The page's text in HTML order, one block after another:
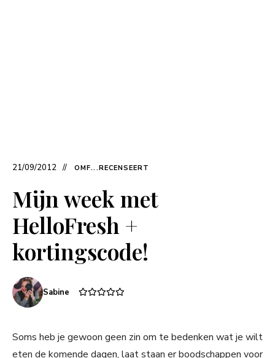
21/09/2012 OMF...RECENSEERT
Mijn week met
HelloFresh +
kortingscode!
Sabine
Soms heb je gewoon geen zin om te bedenken wat je wilt
eten de komende dagen, laat staan er boodschappen voor